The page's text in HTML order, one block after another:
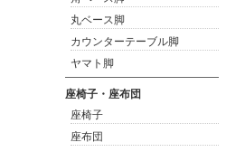
丸ベース脚
カウンターテーブル脚
ヤマト脚
座椅子・座布団
座椅子
座布団